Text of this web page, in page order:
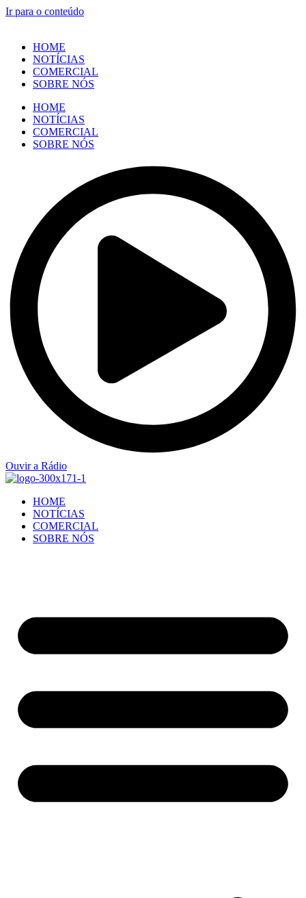
Ir para o conteúdo
HOME
NOTÍCIAS
COMERCIAL
SOBRE NÓS
HOME
NOTÍCIAS
COMERCIAL
SOBRE NÓS
Ouvir a Rádio
HOME
NOTÍCIAS
COMERCIAL
SOBRE NÓS